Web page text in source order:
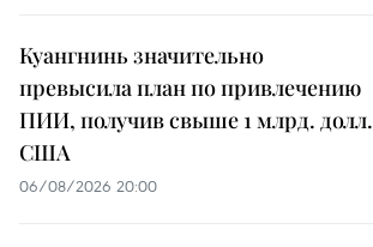
Куангнинь значительно
превысила план по привлечению
ПИИ, получив свыше 1 млрд. долл.
США
06/08/2026 20:00